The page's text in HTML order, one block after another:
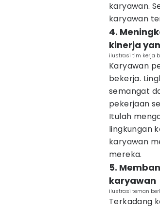
karyawan.
karyawan
4.
kinerja
ilustrasi tim kerja
Karyawan
bekerja.
semangat
pekerjaan
Itulah
lingkungan
karyawan
mereka.
5.
karyawan
ilustrasi teman
Terkadang